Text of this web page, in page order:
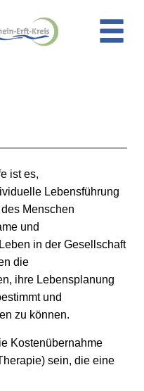
ist es,
Lebensführung
Menschen
und
in der Gesellschaft
die
ihre Lebensplanung
und
zu können.
Kostenübernahme
sein, die eine